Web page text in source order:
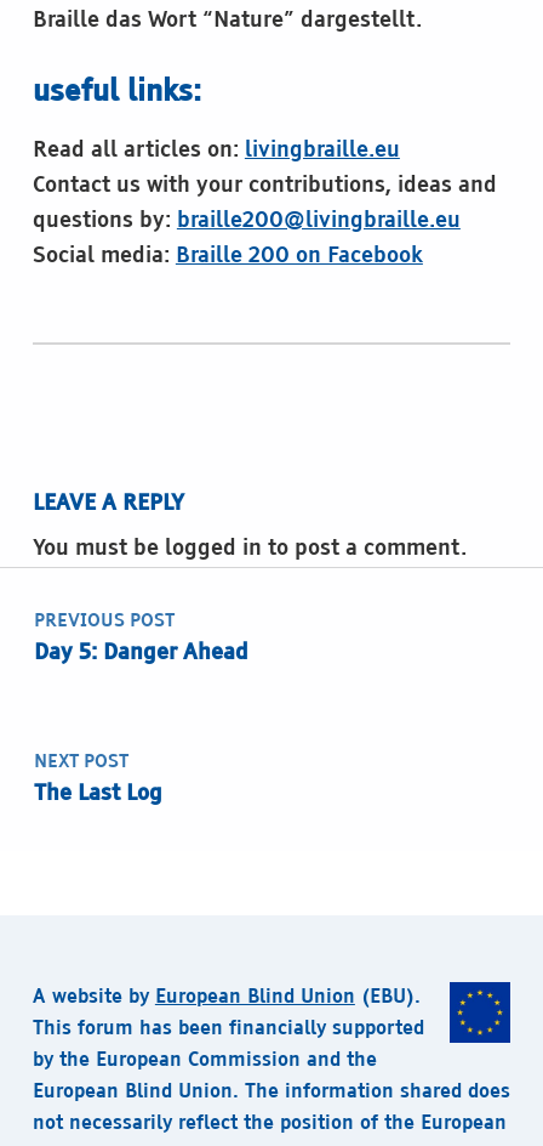
Braille das Wort “Nature” dargestellt.
useful links:
Read all articles on: livingbraille.eu
Contact us with your contributions, ideas and
questions by: braille200@livingbraille.eu
Social media: Braille 200 on Facebook
LEAVE A REPLY
You must be logged in to post a comment.
Post navigation
PREVIOUS POST
Day 5: Danger Ahead
NEXT POST
The Last Log
A website by European Blind Union (EBU).
This forum has been financially supported
by the European Commission and the
European Blind Union. The information shared does
not necessarily reflect the position of the European